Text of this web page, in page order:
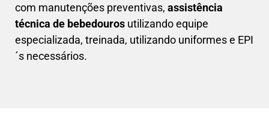
com manutenções preventivas, assistência
técnica de bebedouros utilizando equipe
especializada, treinada, utilizando uniformes e EPI
´s necessários.